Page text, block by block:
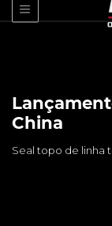
China
Seal topo de linha